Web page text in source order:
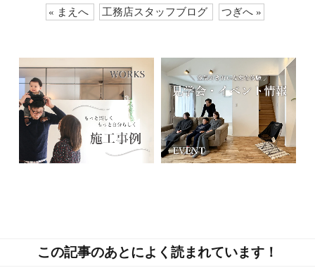
« まえへ 工務店スタッフブログ つぎへ »
この記事のあとによく読まれています！